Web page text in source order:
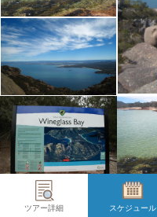
ツアー詳細 スケジュール